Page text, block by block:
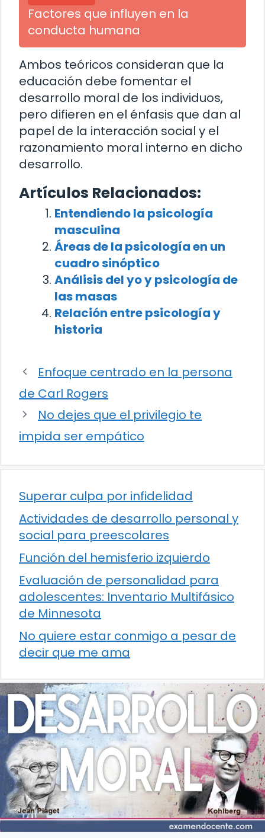
Factores que influyen en la
conducta humana
Ambos teóricos consideran que la
educación debe fomentar el
desarrollo moral de los individuos,
pero difieren en el énfasis que dan al
papel de la interacción social y el
razonamiento moral interno en dicho
desarrollo.
Artículos Relacionados:
Entendiendo la psicología
masculina
Áreas de la psicología en un
cuadro sinóptico
Análisis del yo y psicología de
las masas
Relación entre psicología y
historia
Enfoque centrado en la persona
de Carl Rogers
No dejes que el privilegio te
impida ser empático
Superar culpa por infidelidad
Actividades de desarrollo personal y
social para preescolares
Función del hemisferio izquierdo
Evaluación de personalidad para
adolescentes: Inventario Multifásico
de Minnesota
No quiere estar conmigo a pesar de
decir que me ama